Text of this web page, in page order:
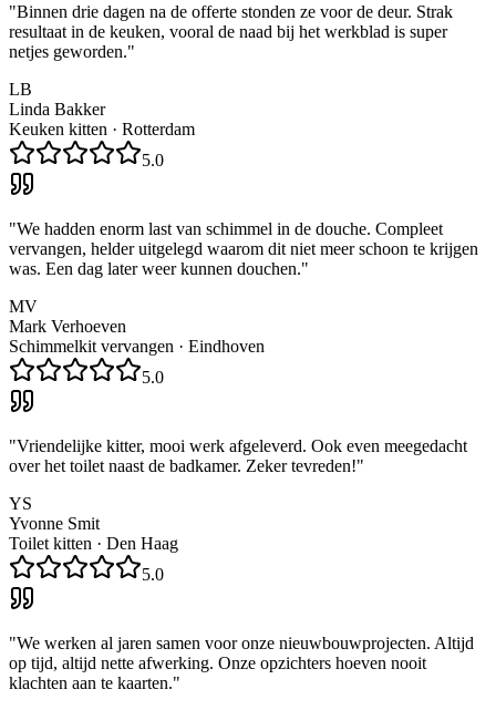
"Binnen drie dagen na de offerte stonden ze voor de deur. Strak
resultaat in de keuken, vooral de naad bij het werkblad is super
netjes geworden."
LB
Linda Bakker
Keuken kitten · Rotterdam
5.0
"We hadden enorm last van schimmel in de douche. Compleet
vervangen, helder uitgelegd waarom dit niet meer schoon te krijgen
was. Een dag later weer kunnen douchen."
MV
Mark Verhoeven
Schimmelkit vervangen · Eindhoven
5.0
"Vriendelijke kitter, mooi werk afgeleverd. Ook even meegedacht
over het toilet naast de badkamer. Zeker tevreden!"
YS
Yvonne Smit
Toilet kitten · Den Haag
5.0
"We werken al jaren samen voor onze nieuwbouwprojecten. Altijd
op tijd, altijd nette afwerking. Onze opzichters hoeven nooit
klachten aan te kaarten."